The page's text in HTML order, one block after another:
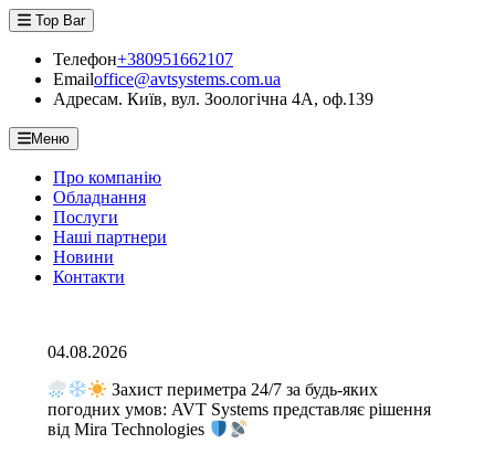
Skip
to
content
Top Bar
Телефон+380951662107
Emailoffice@avtsystems.com.ua
Адресам. Київ, вул. Зоологічна 4А, оф.139
Меню
Про компанію
Обладнання
Послуги
Наші партнери
Новини
Контакти
04.08.2026
Захист периметра 24/7 за будь-яких
погодних умов: AVT Systems представляє рішення
від Mira Technologies